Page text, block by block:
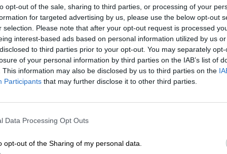
opt-out of the sale, sharing to third parties, or processing of your
for targeted advertising by us, please use the below opt-out
selection. Please note that after your opt-out request is processed
interest-based ads based on personal information utilized by us
to third parties prior to your opt-out. You may separately
of your personal information by third parties on the IAB’s list of
This information may also be disclosed by us to third parties on the
Participants that may further disclose it to other third parties.
Data Processing Opt Outs
opt-out of the Sharing of my personal data.
da una lección a Ayuso: “Desde el
no vamos a construir ni Madrid ni
su comparecencia que “
coste muy elevado en vidas y sacrificios
ahí, al acecho”. El secretario general del PSOE